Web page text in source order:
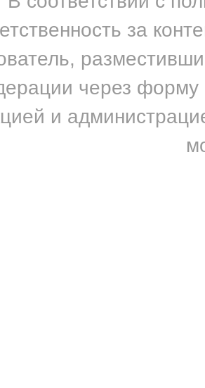
за
через форму
и